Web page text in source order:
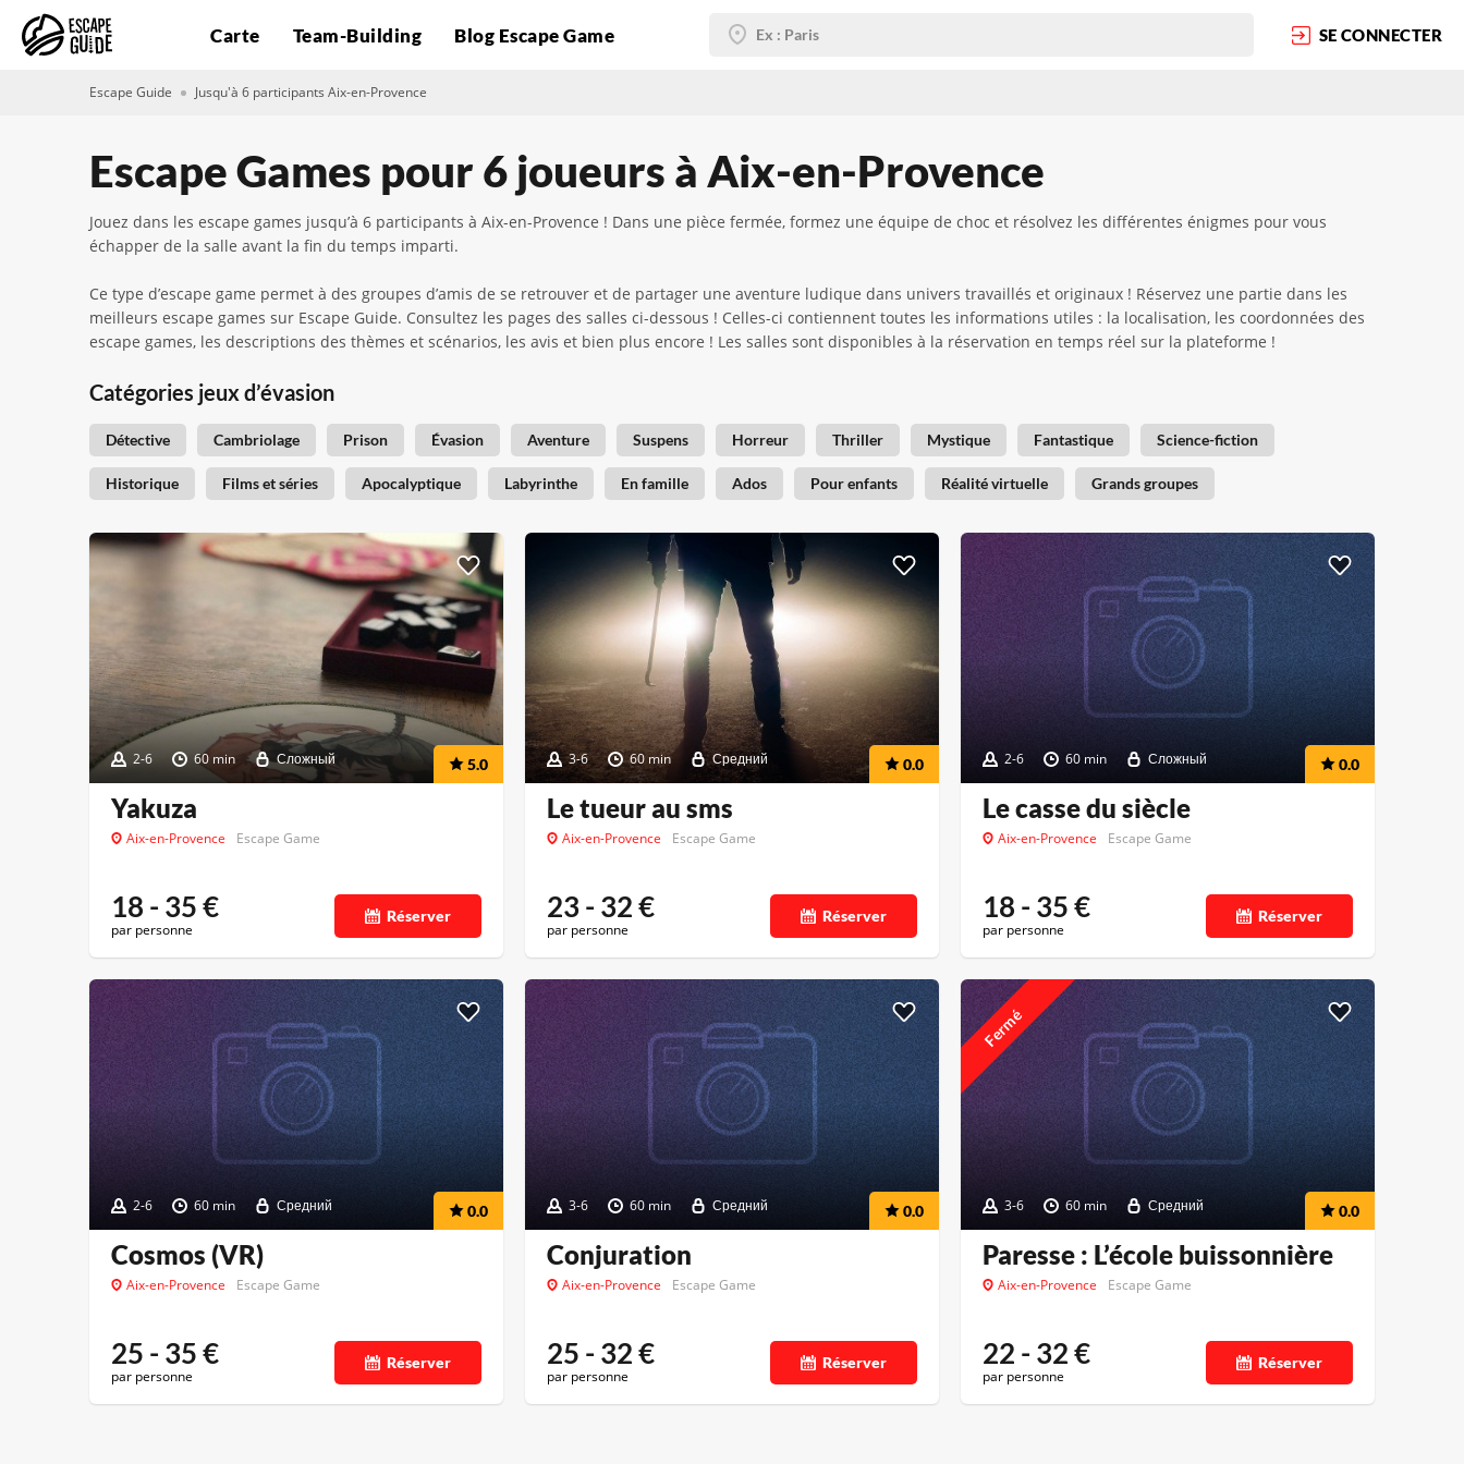
Carte Team-Building Blog Escape Game SE CONNECTER
Escape Guide Jusqu'à 6 participants Aix-en-Provence
Escape Games pour 6 joueurs à Aix-en-Provence
Jouez dans les escape games jusqu’à 6 participants à Aix-en-Provence ! Dans une pièce fermée, formez une équipe de choc et résolvez les différentes énigmes pour vous
échapper de la salle avant la fin du temps imparti.
Ce type d’escape game permet à des groupes d’amis de se retrouver et de partager une aventure ludique dans univers travaillés et originaux ! Réservez une partie dans les
meilleurs escape games sur Escape Guide. Consultez les pages des salles ci-dessous ! Celles-ci contiennent toutes les informations utiles : la localisation, les coordonnées des
escape games, les descriptions des thèmes et scénarios, les avis et bien plus encore ! Les salles sont disponibles à la réservation en temps réel sur la plateforme !
Catégories jeux d’évasion
Détective Cambriolage Prison Évasion Aventure Suspens Horreur Thriller Mystique Fantastique Science-fiction
Historique Films et séries Apocalyptique Labyrinthe En famille Ados Pour enfants Réalité virtuelle Grands groupes
2-6 60 min Сложный 5.0
Yakuza
Aix-en-Provence Escape Game
18 - 35€
par personne
Réserver
3-6 60 min Средний 0.0
Le tueur au sms
Aix-en-Provence Escape Game
23 - 32€
par personne
Réserver
2-6 60 min Сложный 0.0
Le casse du siècle
Aix-en-Provence Escape Game
18 - 35€
par personne
Réserver
2-6 60 min Средний 0.0
Cosmos (VR)
Aix-en-Provence Escape Game
25 - 35€
par personne
Réserver
3-6 60 min Средний 0.0
Conjuration
Aix-en-Provence Escape Game
25 - 32€
par personne
Réserver
3-6 60 min Средний 0.0
Fermé
Paresse : L’école buissonnière
Aix-en-Provence Escape Game
22 - 32€
par personne
Réserver